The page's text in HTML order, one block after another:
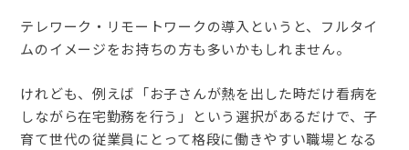
テレワーク・リモートワークの導入というと、フルタイ
ムのイメージをお持ちの方も多いかもしれません。
けれども、例えば「お子さんが熱を出した時だけ看病を
しながら在宅勤務を行う」という選択があるだけで、子
育て世代の従業員にとって格段に働きやすい職場となる